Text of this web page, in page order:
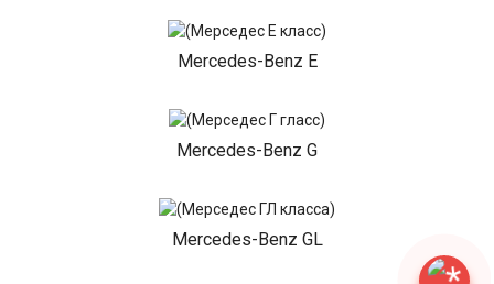
Mercedes-Benz E
Mercedes-Benz G
Mercedes-Benz GL